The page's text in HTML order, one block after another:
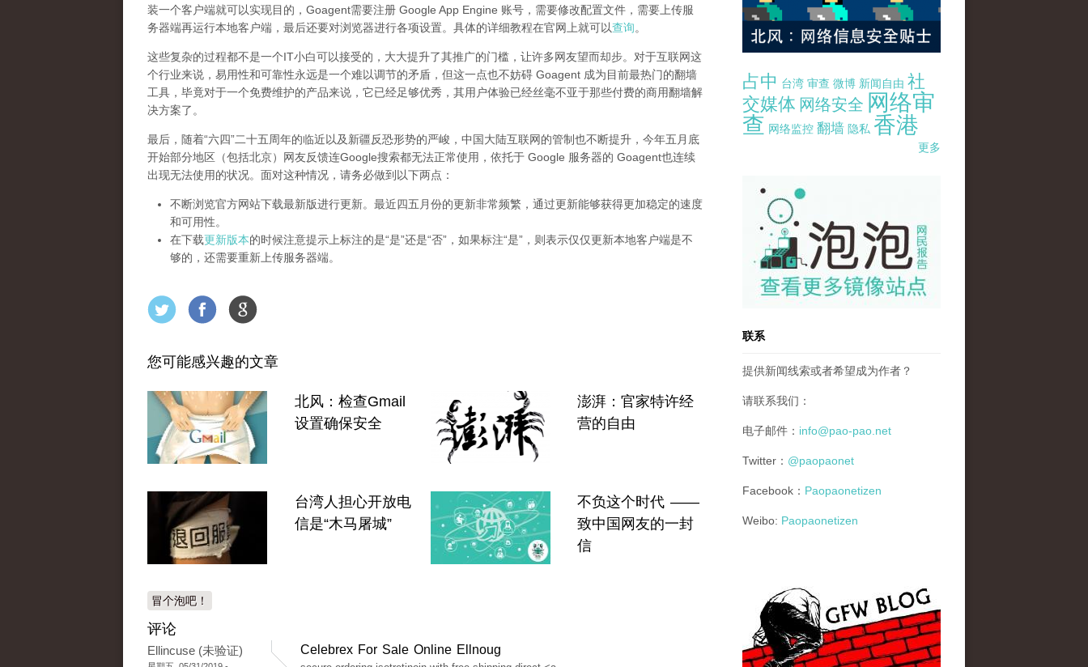
装一个客户端就可以实现目的，Goagent需要注册 Google App Engine 账号，需要修改配置文件，需要上传服
务器端再运行本地客户端，最后还要对浏览器进行各项设置。具体的详细教程在官网上就可以查询。
这些复杂的过程都不是一个IT小白可以接受的，大大提升了其推广的门槛，让许多网友望而却步。对于互联网这
个行业来说，易用性和可靠性永远是一个难以调节的矛盾，但这一点也不妨碍 Goagent 成为目前最热门的翻墙
工具，毕竟对于一个免费维护的产品来说，它已经足够优秀，其用户体验已经丝毫不亚于那些付费的商用翻墙解
决方案了。
最后，随着“六四”二十五周年的临近以及新疆反恐形势的严峻，中国大陆互联网的管制也不断提升，今年五月底
开始部分地区（包括北京）网友反馈连Google搜索都无法正常使用，依托于 Google 服务器的 Goagent也连续
出现无法使用的状况。面对这种情况，请务必做到以下两点：
不断浏览官方网站下载最新版进行更新。最近四五月份的更新非常频繁，通过更新能够获得更加稳定的速度
和可用性。
在下载更新版本的时候注意提示上标注的是“是”还是“否”，如果标注“是”，则表示仅仅更新本地客户端是不
够的，还需要重新上传服务器端。
您可能感兴趣的文章
北风：检查Gmail
设置确保安全
澎湃：官家特许经
营的自由
台湾人担心开放电
信是“木马屠城”
不负这个时代 ——
致中国网友的一封
信
冒个泡吧！
评论
Ellincuse (未验证) Celebrex For Sale Online Ellnoug
占中 台湾 审查 微博 新闻自由 社
交媒体 网络安全 网络审
查 网络监控 翻墙 隐私 香港
更多
pao-pao-banner-mirror-site-120814.jpg
联系
提供新闻线索或者希望成为作者？
请联系我们：
电子邮件： info@pao-pao.net
Twitter： @paopaonet
Facebook： Paopaonetizen
Weibo: Paopaonetizen
gfw_blog_small.jpg